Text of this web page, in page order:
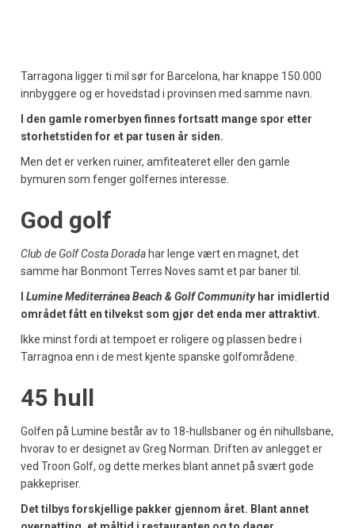
Tarragona ligger ti mil sør for Barcelona, har knappe 150.000
innbyggere og er hovedstad i provinsen med samme navn.
I den gamle romerbyen finnes fortsatt mange spor etter
storhetstiden for et par tusen år siden.
Men det er verken ruiner, amfiteateret eller den gamle
bymuren som fenger golfernes interesse.
God golf
Club de Golf Costa Dorada har lenge vært en magnet, det
samme har Bonmont Terres Noves samt et par baner til.
Lumine Mediterránea Beach & Golf Communityhar imidlertid
området fått en tilvekst som gjør det enda mer attraktivt.
Ikke minst fordi at tempoet er roligere og plassen bedre i
Tarragnoa enn i de mest kjente spanske golfområdene.
45 hull
Golfen på Lumine består av to 18-hullsbaner og én nihullsbane,
hvorav to er designet av Greg Norman. Driften av anlegget er
ved Troon Golf, og dette merkes blant annet på svært gode
pakkepriser.
Det tilbys forskjellige pakker gjennom året. Blant annet